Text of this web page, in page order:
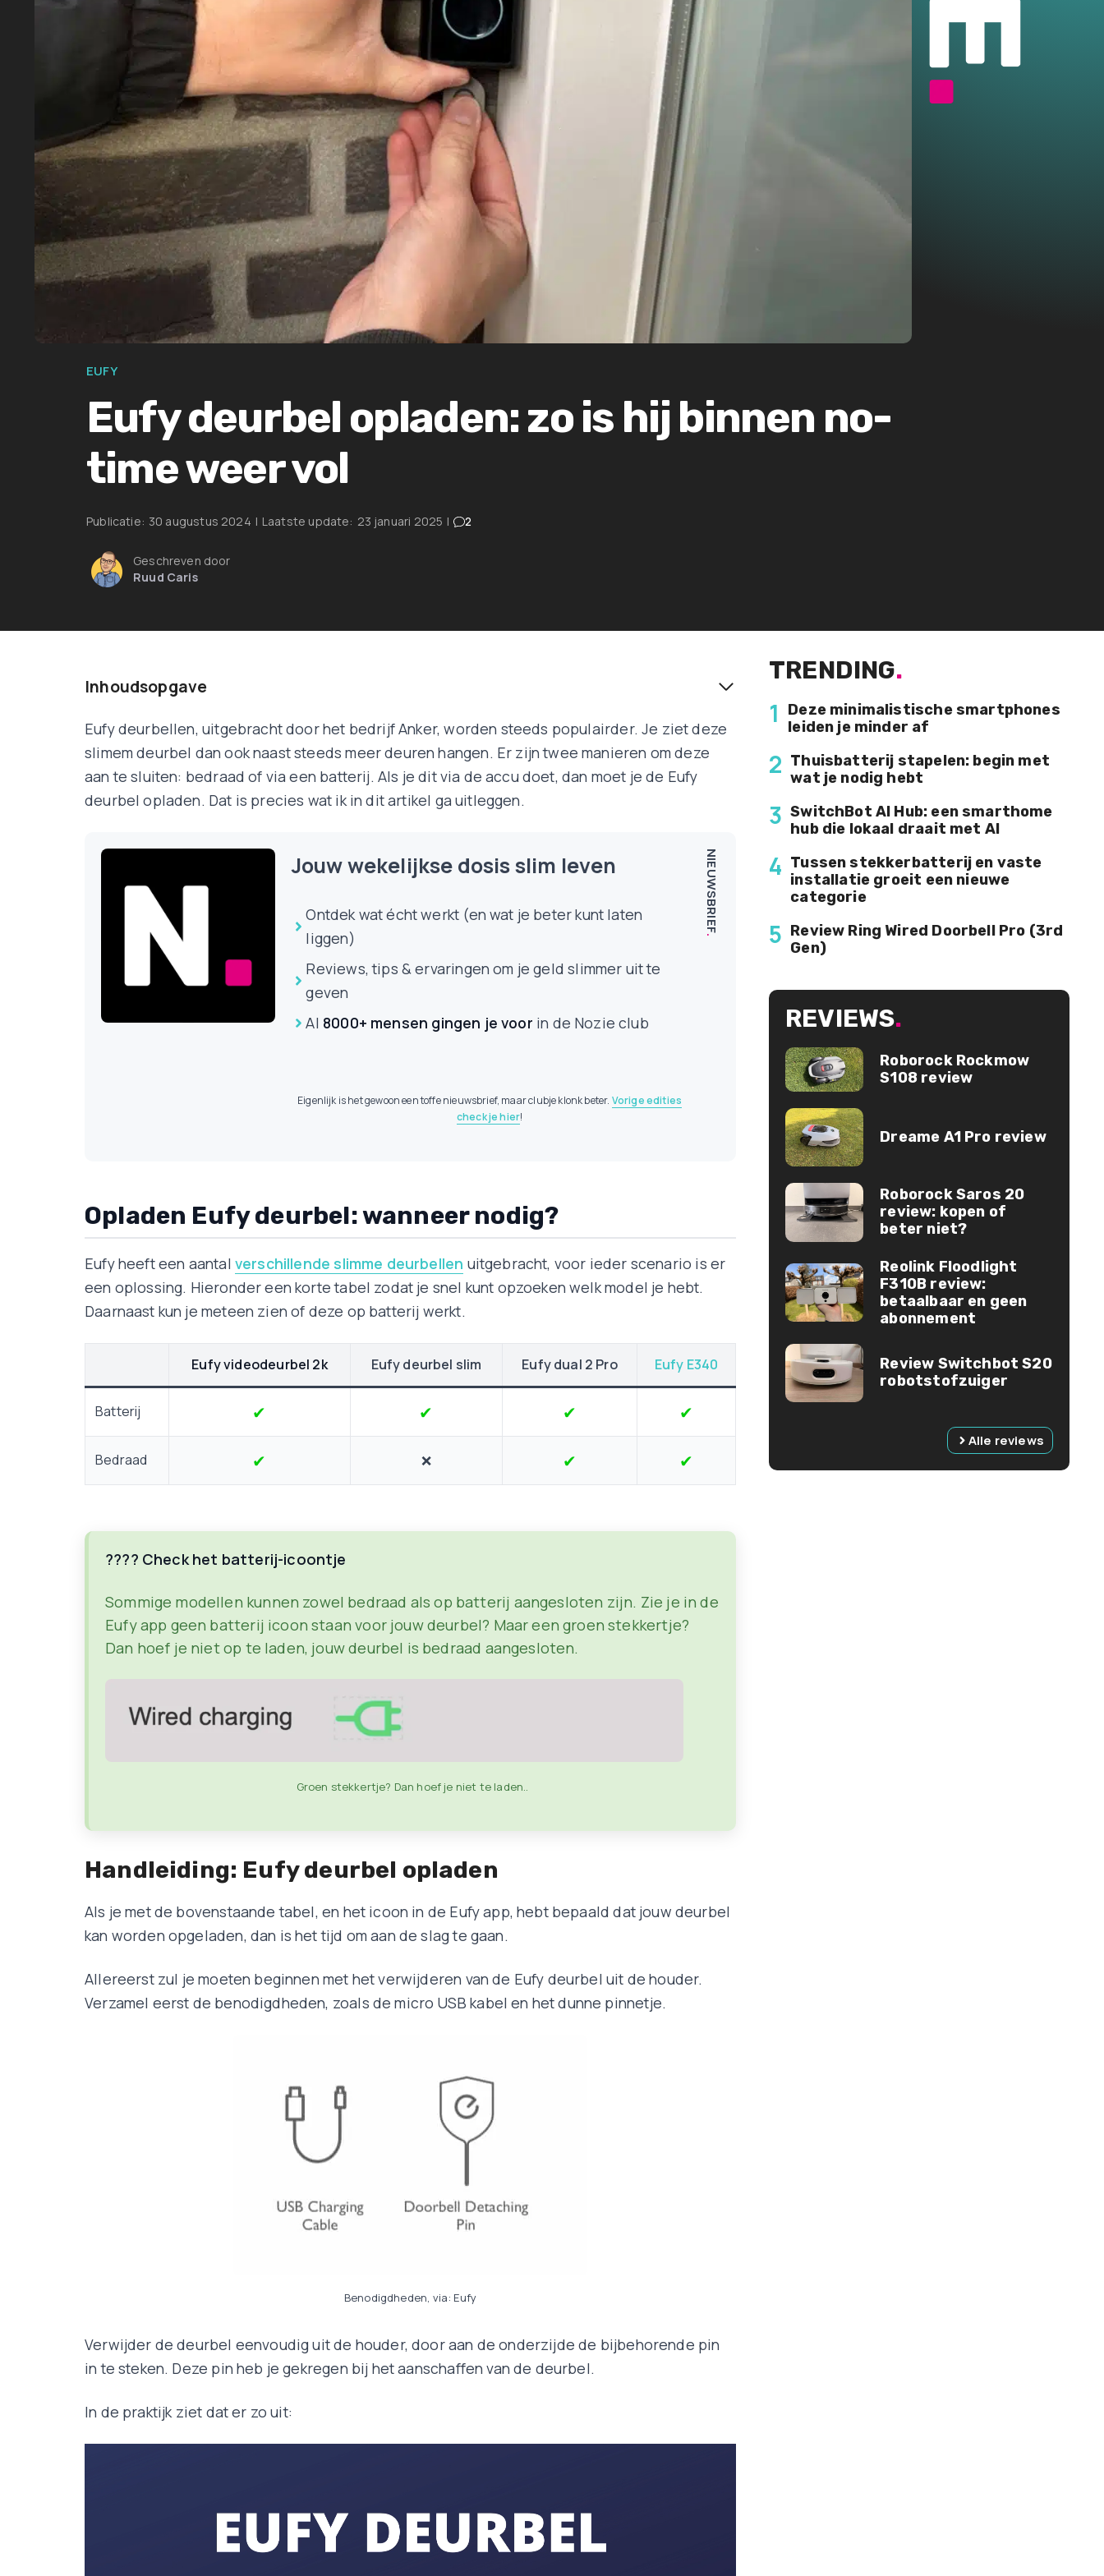
EUFY
Eufy deurbel opladen: zo is hij binnen no-
time weer vol
Publicatie: 30 augustus 2024 | Laatste update: 23 januari 2025 | 2
Geschreven door
Ruud Caris
Inhoudsopgave
Eufy deurbellen, uitgebracht door het bedrijf Anker, worden steeds populairder. Je ziet deze
slimem deurbel dan ook naast steeds meer deuren hangen. Er zijn twee manieren om deze
aan te sluiten: bedraad of via een batterij. Als je dit via de accu doet, dan moet je de Eufy
deurbel opladen. Dat is precies wat ik in dit artikel ga uitleggen.
Jouw wekelijkse dosis slim leven
Ontdek wat écht werkt (en wat je beter kunt laten
liggen)
Reviews, tips & ervaringen om je geld slimmer uit te
geven
Al 8000+ mensen gingen je voor in de Nozie club
Eigenlijk is het gewoon een toffe nieuwsbrief, maar clubje klonk beter. Vorige edities
check je hier!
NIEUWSBRIEF
.
Opladen Eufy deurbel: wanneer nodig?
Eufy heeft een aantal verschillende slimme deurbellen uitgebracht, voor ieder scenario is er
een oplossing. Hieronder een korte tabel zodat je snel kunt opzoeken welk model je hebt.
Daarnaast kun je meteen zien of deze op batterij werkt.
Eufy videodeurbel 2k Eufy deurbel slim Eufy dual 2 Pro Eufy E340
Batterij ✔ ✔ ✔ ✔
Bedraad ✔ ❌ ✔ ✔
???? Check het batterij-icoontje
Sommige modellen kunnen zowel bedraad als op batterij aangesloten zijn. Zie je in de
Eufy app geen batterij icoon staan voor jouw deurbel? Maar een groen stekkertje?
Dan hoef je niet op te laden, jouw deurbel is bedraad aangesloten.
Groen stekkertje? Dan hoef je niet te laden..
Handleiding: Eufy deurbel opladen
Als je met de bovenstaande tabel, en het icoon in de Eufy app, hebt bepaald dat jouw deurbel
kan worden opgeladen, dan is het tijd om aan de slag te gaan.
Allereerst zul je moeten beginnen met het verwijderen van de Eufy deurbel uit de houder.
Verzamel eerst de benodigdheden, zoals de micro USB kabel en het dunne pinnetje.
Benodigdheden, via: Eufy
Verwijder de deurbel eenvoudig uit de houder, door aan de onderzijde de bijbehorende pin
in te steken. Deze pin heb je gekregen bij het aanschaffen van de deurbel.
In de praktijk ziet dat er zo uit:
TRENDING.
1
Deze minimalistische smartphones
leiden je minder af
2 Thuisbatterij stapelen: begin met
wat je nodig hebt
3 SwitchBot AI Hub: een smarthome
hub die lokaal draait met AI
4 Tussen stekkerbatterij en vaste
installatie groeit een nieuwe
categorie
5 Review Ring Wired Doorbell Pro (3rd
Gen)
REVIEWS.
Roborock Rockmow
S108 review
Dreame A1 Pro review
Roborock Saros 20
review: kopen of
beter niet?
Reolink Floodlight
F310B review:
betaalbaar en geen
abonnement
Review Switchbot S20
robotstofzuiger
Alle reviews